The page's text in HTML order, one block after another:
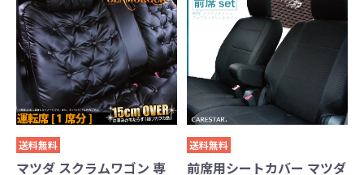
送料無料
マツダ スクラムワゴン 専
送料無料
前席用シートカバー マツダ